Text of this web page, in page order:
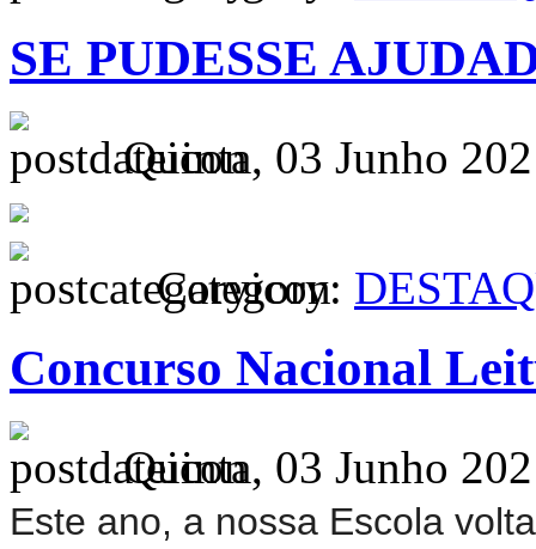
SE PUDESSE
Quinta, 03 Junho
Category:
Concurso Nacional
Quinta, 03 Junho
Este ano, a nossa Escola